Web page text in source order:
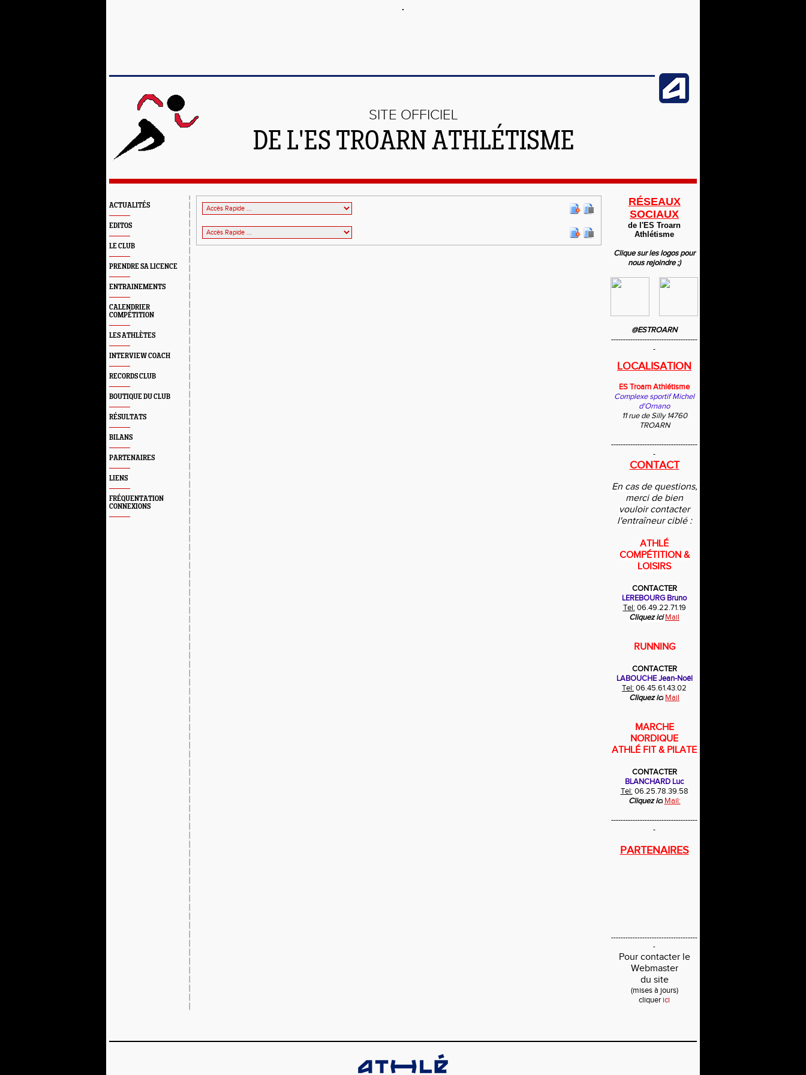
SITE OFFICIEL
DE L'ES TROARN ATHLÉTISME
ACTUALITÉS
EDITOS
LE CLUB
PRENDRE SA LICENCE
ENTRAINEMENTS
CALENDRIER
COMPÉTITION
LES ATHLÈTES
INTERVIEW COACH
RECORDS CLUB
BOUTIQUE DU CLUB
RÉSULTATS
BILANS
PARTENAIRES
LIENS
FRÉQUENTATION
CONNEXIONS
RÉSEAUX
SOCIAUX
de l'ES Troarn
Athlétisme
Clique sur les logos pour
nous rejoindre ;)
@ESTROARN
------------------------------------
-
LOCALISATION
ES Troarn Athlétisme
Complexe sportif Michel
d'Ornano
11 rue de Silly 14760
TROARN
------------------------------------
-
CONTACT
En cas de questions,
merci de bien
vouloir contacter
l'entraîneur ciblé :
ATHLÉ
COMPÉTITION &
LOISIRS
CONTACTER
LEREBOURG Bruno
Tel: 06.49.22.71.19
Cliquez ici Mail
RUNNING
CONTACTER
LABOUCHE Jean-Noël
Tel: 06.45.61.43.02
Cliquez ici Mail
MARCHE
NORDIQUE
ATHLÉ FIT & PILATE
CONTACTER
BLANCHARD Luc
Tel: 06.25.78.39.58
Cliquez ici Mail:
------------------------------------
-
PARTENAIRES
------------------------------------
-
Pour contacter le
Webmaster
du site
(mises à jours)
cliquer ici